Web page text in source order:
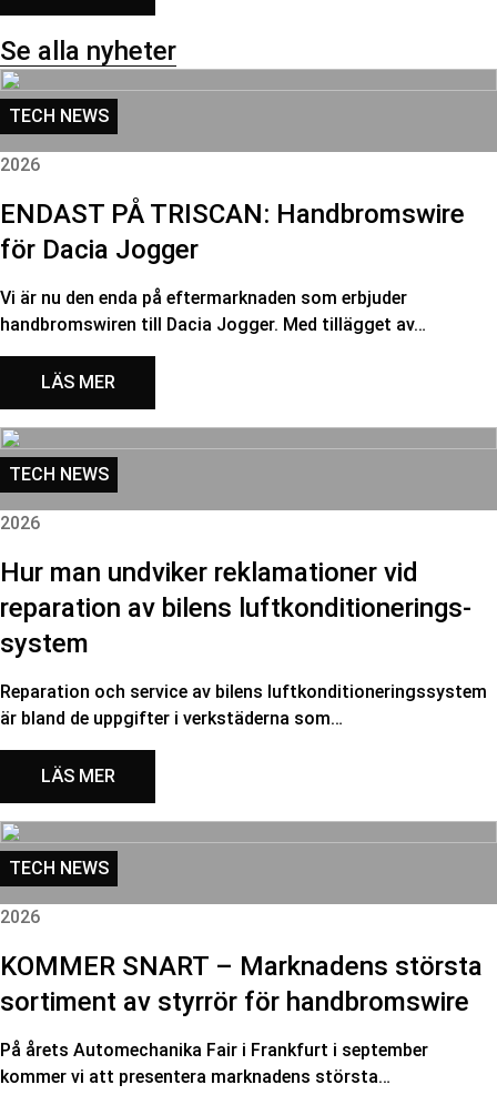
Se alla nyheter
TECH NEWS
2026
ENDAST PÅ TRISCAN: Handbromswire
för Dacia Jogger
Vi är nu den enda på eftermarknaden som erbjuder
handbromswiren till Dacia Jogger. Med tillägget av…
LÄS MER
TECH NEWS
2026
Hur man undviker reklamationer vid
reparation av bilens luftkonditionerings-
system
Reparation och service av bilens luftkonditioneringssystem
är bland de uppgifter i verkstäderna som…
LÄS MER
TECH NEWS
2026
KOMMER SNART – Marknadens största
sortiment av styrrör för handbromswire
På årets Automechanika Fair i Frankfurt i september
kommer vi att presentera marknadens största…